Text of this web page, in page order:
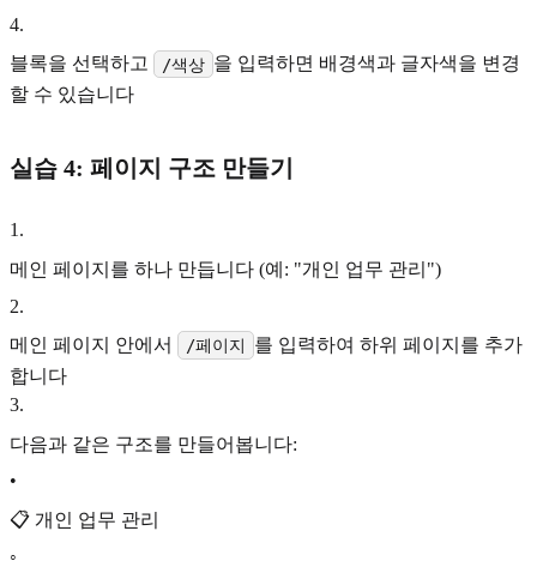
4.
블록을 선택하고
/색상 을 입력하면 배경색과 글자색을 변경
할 수 있습니다
실습 4: 페이지 구조 만들기
1.
메인 페이지를 하나 만듭니다 (예: "개인 업무 관리")
2.
메인 페이지 안에서
/페이지
를 입력하여 하위 페이지를 추가
합니다
3.
다음과 같은 구조를 만들어봅니다:
•
📋 개인 업무 관리
◦